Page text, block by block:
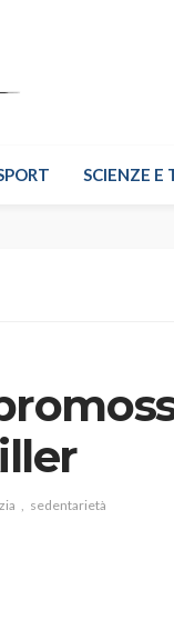
SCIENZE E
sedentarietà